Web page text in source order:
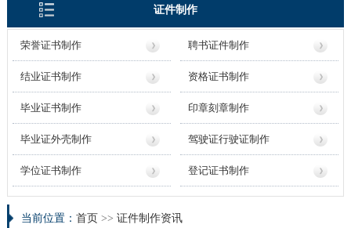
证件制作
荣誉证书制作 聘书证件制作
结业证书制作 资格证书制作
毕业证书制作 印章刻章制作
毕业证外壳制作 驾驶证行驶证制作
学位证书制作 登记证书制作
当前位置： 首页 >> 证件制作资讯